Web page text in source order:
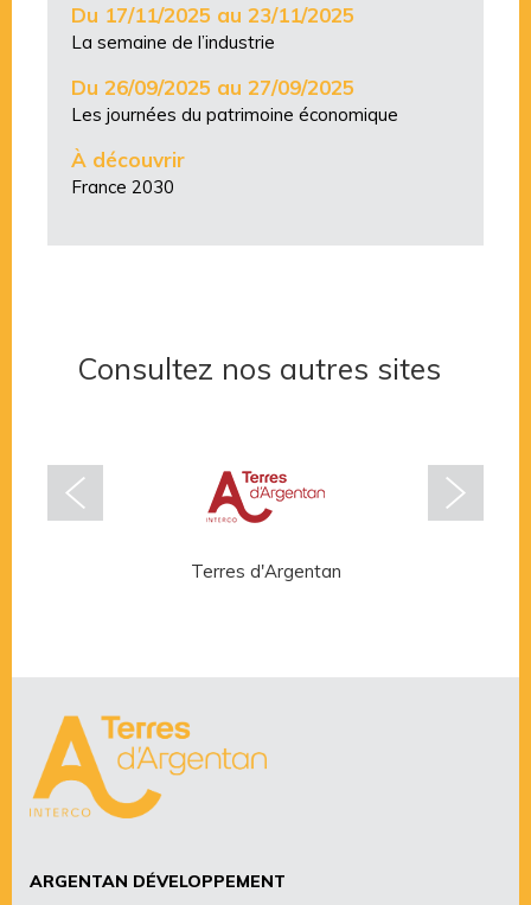
Du 17/11/2025 au 23/11/2025
La semaine de l’industrie
Du 26/09/2025 au 27/09/2025
Les journées du patrimoine économique
À découvrir
France 2030
Consultez nos autres sites
Terres d'Argentan
ARGENTAN DÉVELOPPEMENT